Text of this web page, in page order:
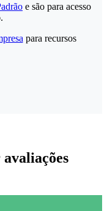
e são para acesso
para recursos